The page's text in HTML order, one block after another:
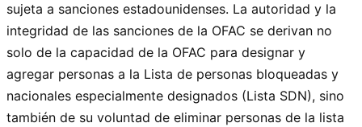
sujeta a sanciones estadounidenses. La autoridad y la
integridad de las sanciones de la OFAC se derivan no
solo de la capacidad de la OFAC para designar y
agregar personas a la Lista de personas bloqueadas y
nacionales especialmente designados (Lista SDN), sino
también de su voluntad de eliminar personas de la lista